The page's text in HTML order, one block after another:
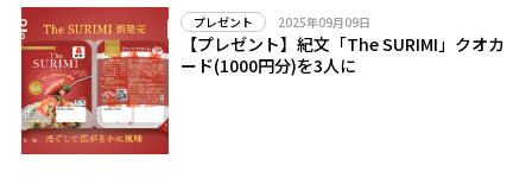
プレゼント 2025年09月09日
【プレゼント】紀文「The SURIMI」クオカ
ード(1000円分)を3人に